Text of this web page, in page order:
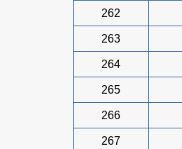
262
263
264
265
266
267